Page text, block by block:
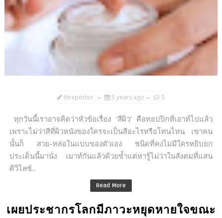
threportor 5 years ago 0
ทุกวันนี้เราอาจคิดว่าหัวข้อเรื่อง ‘สีผิว’ คือทอปปิกที่เอาท์ไปแล้ว
เพราะไม่ว่าสีที่ผิวหนังของใครจะเป็นสีอะไรหรือโทนไหน เขาคน
นั้นก็ สวย-หล่อในแบบของตัวเอง ชนิดที่คงไม่มีใครหยิบยก
ประเด็นนี้มานั่ง เมาท์กันแล้วด้วยซ้ำแต่หารู้ไม่ว่าในสังคมที่แสน
ศิวิไลซ์...
Read More
เผยประชากรโลกมีภาวะหยุดหายใจขณะ